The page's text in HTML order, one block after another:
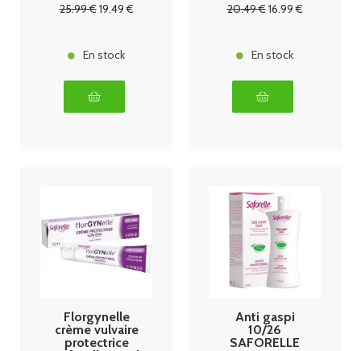
25.99€19.49€
En stock
20.49€16.99€
En stock
Florgynelle
crème vulvaire
protectrice
Anti gaspi
10/26
SAFORELLE